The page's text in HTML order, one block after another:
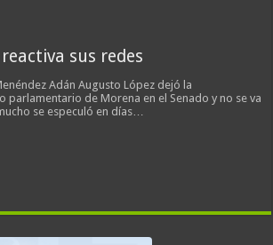
sus redes
Adán Augusto López dejó la
parlamentario de Morena en el Senado y no se va
se especuló en días…